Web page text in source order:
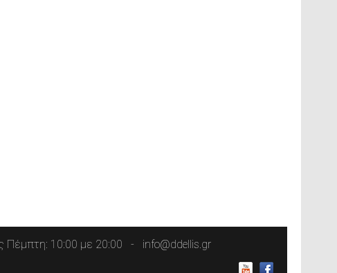
Πέμπτη: 10:00 με 20:00 info@ddellis.gr